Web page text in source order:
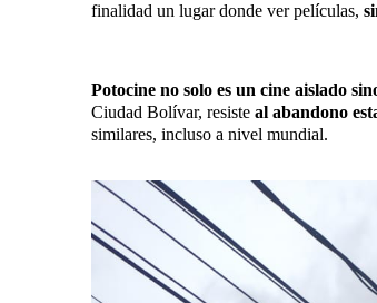
finalidad un lugar donde ver películas,
Potocine no solo es un cine aislado
Ciudad Bolívar, resiste al abandono
similares, incluso a nivel mundial.